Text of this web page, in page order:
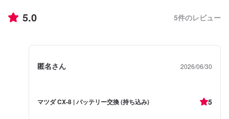
5.0 5件のレビュー
匿名さん 2026/06/30
マツダ CX-8 | バッテリー交換 (持ち込み) 5